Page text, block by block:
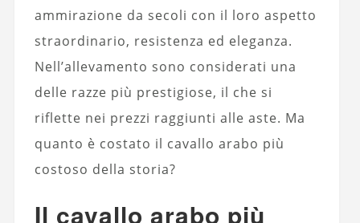
ammirazione da secoli con il loro aspetto
straordinario, resistenza ed eleganza.
Nell’allevamento sono considerati una
delle razze più prestigiose, il che si
riflette nei prezzi raggiunti alle aste. Ma
quanto è costato il cavallo arabo più
costoso della storia?
Il cavallo arabo più